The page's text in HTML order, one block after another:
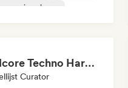
house
Hardcore Techno Hardstyle
Curator